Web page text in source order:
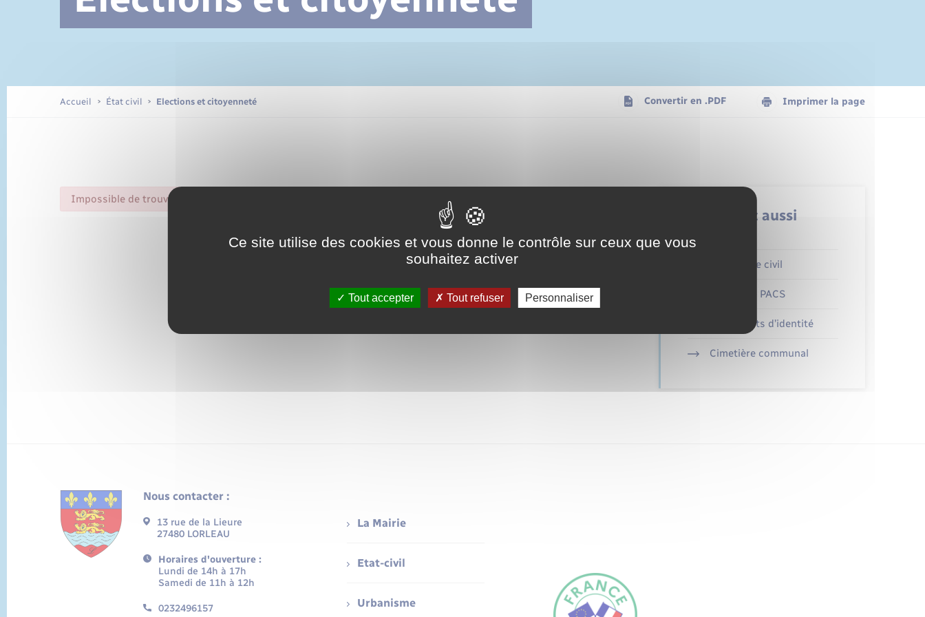
Documents d’identité Cimetière communal
Accueil État civil Elections et citoyenneté Convertir en .PDF Imprimer la page
Impossible de trouver la fiche : R59824.xml
Retrouvez aussi
Parrainage civil
Mariage – PACS
Documents d’identité
Cimetière communal
Nous contacter :
13 rue de la Lieure
27480 LORLEAU
Horaires d'ouverture :
Lundi de 14h à 17h
Samedi de 11h à 12h
0232496157
La Mairie
Etat-civil
Urbanisme
Ce site utilise des cookies et vous donne le contrôle sur ceux que vous
souhaitez activer
Tout accepter Tout refuser Personnaliser